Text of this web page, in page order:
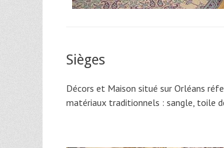
Sièges
Décors et Maison situé sur Orléans
matériaux traditionnels : sangle, toile